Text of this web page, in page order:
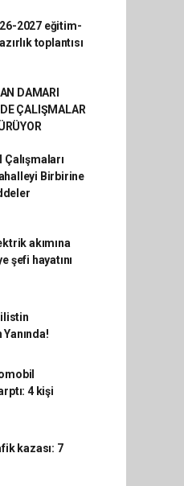
2027 eğitim-
toplantısı
DAMARI
ÇALIŞMALAR
Birbirine
akımına
şefi hayatını
4 kişi
kazası: 7